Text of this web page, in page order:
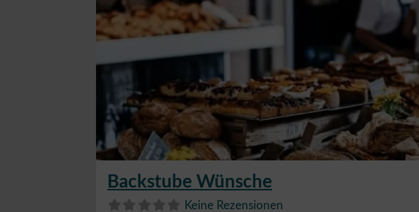
Backstube Wünsche
Keine Rezensionen